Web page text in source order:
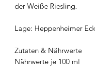
der Weiße Riesling.
Lage: Heppenheimer
Zutaten & Nährwerte
Nährwerte je 100 ml